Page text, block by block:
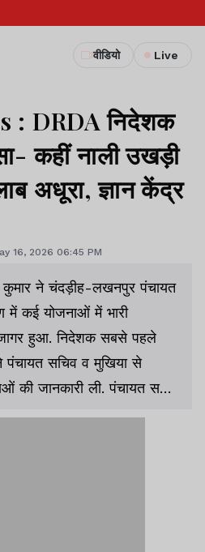
वीडियो Live
: DRDA निदेशक
कहीं नाली उखड़ी
अधूरा, ज्ञान केंद्र
16, 2026 06:45 PM
ने चंदड़ीह-लखनपुर पंचायत
में कई योजनाओं में भारी
सबसे पहले
पंचायत सचिव व मुखिया से
की जानकारी ली. पंचायत सचिव